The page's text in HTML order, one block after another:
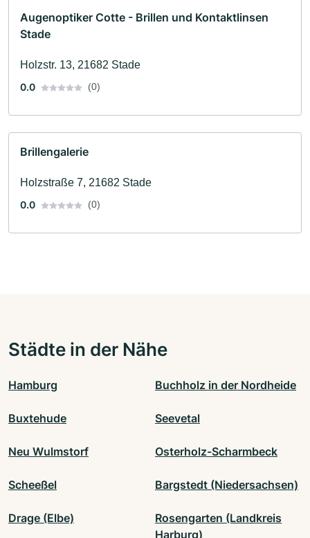
Augenoptiker Cotte - Brillen und Kontaktlinsen
Stade
Holzstr. 13, 21682 Stade
0.0
(0)
Brillengalerie
Holzstraße 7, 21682 Stade
0.0
(0)
Städte in der Nähe
Hamburg Buchholz in der Nordheide
Buxtehude Seevetal
Neu Wulmstorf Osterholz-Scharmbeck
Scheeßel Bargstedt (Niedersachsen)
Drage (Elbe)
Rosengarten (Landkreis
Harburg)